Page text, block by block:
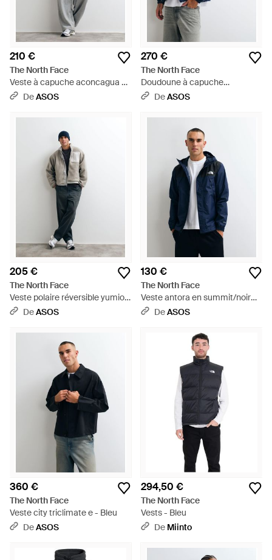
210 €
The North Face
Veste à capuche aconcagua en
summit - Bleu
DeASOS
270 €
The North Face
Doudoune à capuche
hydrenalite en summit - Bleu
DeASOS
205 €
The North Face
Veste polaire réversible yumiori
en cumulus cloud/stone sla -
DeASOS
130 €
The North Face
Veste antora en summit/noir
tnf - Bleu
DeASOS
360 €
The North Face
Veste city triclimate e - Bleu
DeASOS
294,50 €
The North Face
Vests - Bleu
De Miinto